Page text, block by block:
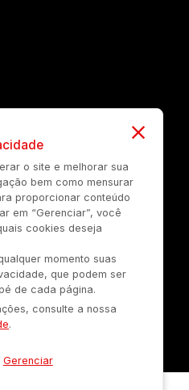
o site e melhorar sua
bem como mensurar
proporcionar conteúdo
em “Gerenciar”, você
cookies deseja
momento suas
que podem ser
de cada página.
consulte a nossa
.
Gerenciar